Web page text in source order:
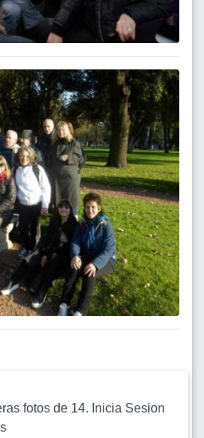
fotos de 14. Inicia Sesion